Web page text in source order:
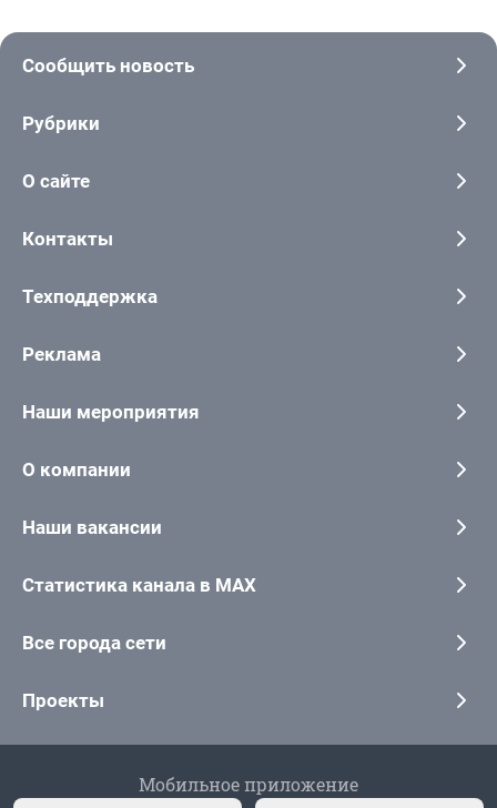
Сообщить новость
Рубрики
О сайте
Контакты
Техподдержка
Реклама
Наши мероприятия
О компании
Наши вакансии
Статистика канала в MAX
Все города сети
Проекты
Мобильное приложение